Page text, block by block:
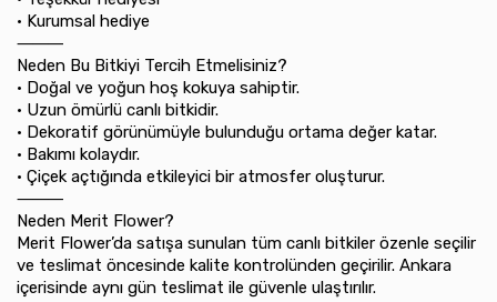
•⁠ ⁠Kurumsal hediye
⸻
Neden Bu Bitkiyi Tercih Etmelisiniz?
•⁠ ⁠Doğal ve yoğun hoş kokuya sahiptir.
•⁠ ⁠Uzun ömürlü canlı bitkidir.
•⁠ ⁠Dekoratif görünümüyle bulunduğu ortama değer katar.
•⁠ ⁠Bakımı kolaydır.
•⁠ ⁠Çiçek açtığında etkileyici bir atmosfer oluşturur.
⸻
Neden Merit Flower?
Merit Flower’da satışa sunulan tüm canlı bitkiler özenle seçilir
ve teslimat öncesinde kalite kontrolünden geçirilir. Ankara
içerisinde aynı gün teslimat ile güvenle ulaştırılır.